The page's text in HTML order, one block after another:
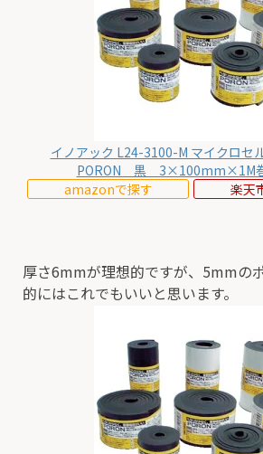
イノアック L24-3100-M マイクロセ
PORON 黒 3×100mm×1M
amazonで探す
楽天
厚さ6mmが理想的ですが、5mmの
的にはこれでもいいと思います。